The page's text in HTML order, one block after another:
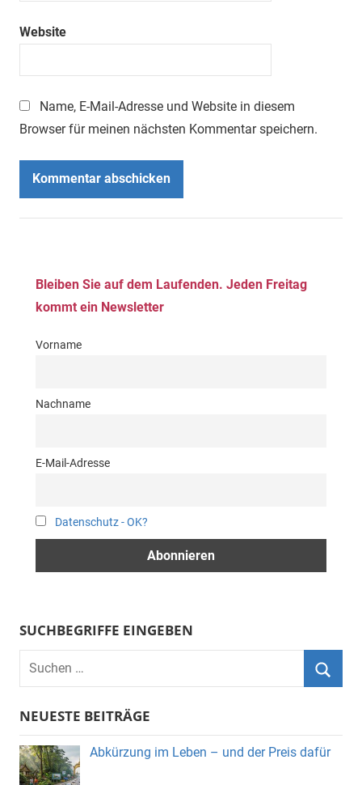
Website
Name, E-Mail-Adresse und Website in diesem
Browser für meinen nächsten Kommentar speichern.
Bleiben Sie auf dem Laufenden. Jeden Freitag
kommt ein Newsletter
Vorname
Nachname
E-Mail-Adresse
Datenschutz - OK?
SUCHBEGRIFFE EINGEBEN
Suchen
NEUESTE BEITRÄGE
Abkürzung im Leben – und der Preis dafür